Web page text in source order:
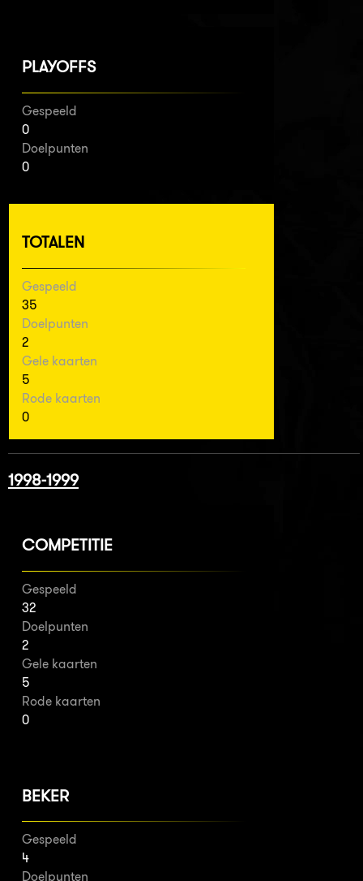
PLAYOFFS
Gespeeld
0
Doelpunten
0
TOTALEN
Gespeeld
35
Doelpunten
2
Gele kaarten
5
Rode kaarten
0
1998-1999
COMPETITIE
Gespeeld
32
Doelpunten
2
Gele kaarten
5
Rode kaarten
0
BEKER
Gespeeld
4
Doelpunten